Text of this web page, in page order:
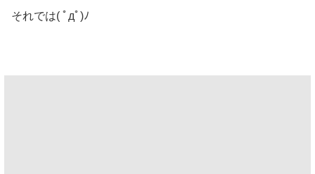
それでは( ﾟдﾟ)ﾉ